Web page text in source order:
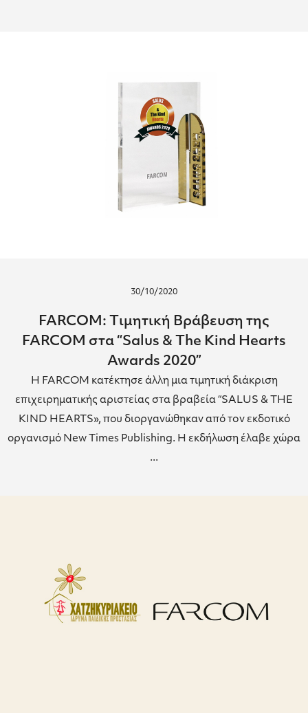
30/10/2020
FARCOM: Tιμητική Βράβευση της
FARCOM στα “Salus & The Kind Hearts
Awards 2020”
Η FARCOM κατέκτησε άλλη μια τιμητική διάκριση
επιχειρηματικής αριστείας στα βραβεία “SALUS & THE
KIND HEARTS», που διοργανώθηκαν από τoν εκδοτικό
οργανισμό New Times Publishing. Η εκδήλωση έλαβε χώρα
...